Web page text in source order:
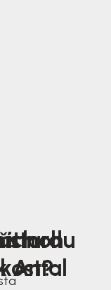
Antal
nohu